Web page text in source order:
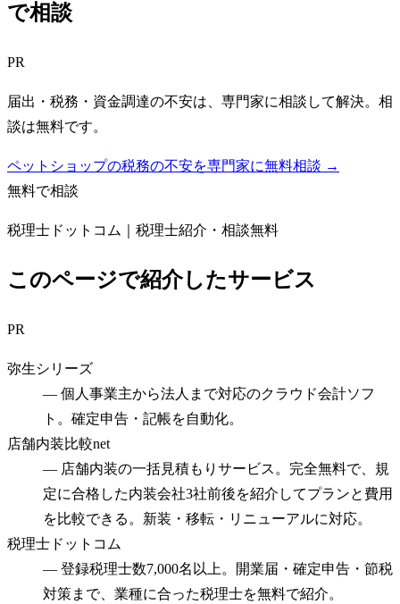
で相談
PR
届出・税務・資金調達の不安は、専門家に相談して解決。相
談は無料です。
ペットショップの税務の不安を専門家に無料相談 →
無料で相談
税理士ドットコム｜税理士紹介・相談無料
このページで紹介したサービス
PR
弥生シリーズ
— 個人事業主から法人まで対応のクラウド会計ソフ
ト。確定申告・記帳を自動化。
店舗内装比較net
— 店舗内装の一括見積もりサービス。完全無料で、規
定に合格した内装会社3社前後を紹介してプランと費用
を比較できる。新装・移転・リニューアルに対応。
税理士ドットコム
— 登録税理士数7,000名以上。開業届・確定申告・節税
対策まで、業種に合った税理士を無料で紹介。